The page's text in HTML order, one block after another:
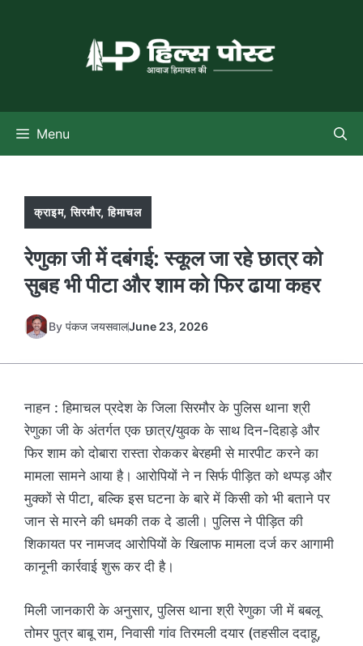
Menu
क्राइम,सिरमौर,हिमाचल
रेणुका जी में दबंगई: स्कूल जा रहे छात्र को
सुबह भी पीटा और शाम को फिर ढाया कहर
By पंकज जयसवालJune 23, 2026
नाहन : हिमाचल प्रदेश के जिला सिरमौर के पुलिस थाना श्री
रेणुका जी के अंतर्गत एक छात्र/युवक के साथ दिन-दिहाड़े और
फिर शाम को दोबारा रास्ता रोककर बेरहमी से मारपीट करने का
मामला सामने आया है। आरोपियों ने न सिर्फ पीड़ित को थप्पड़ और
मुक्कों से पीटा, बल्कि इस घटना के बारे में किसी को भी बताने पर
जान से मारने की धमकी तक दे डाली। पुलिस ने पीड़ित की
शिकायत पर नामजद आरोपियों के खिलाफ मामला दर्ज कर आगामी
कानूनी कार्रवाई शुरू कर दी है।
मिली जानकारी के अनुसार, पुलिस थाना श्री रेणुका जी में बबलू
तोमर पुत्र बाबू राम, निवासी गांव तिरमली दयार (तहसील ददाहू,